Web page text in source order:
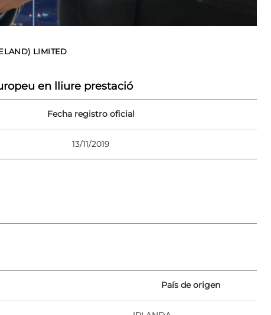
LIMITED
en lliure prestació
Fecha registro oficial
13/11/2019
País de origen